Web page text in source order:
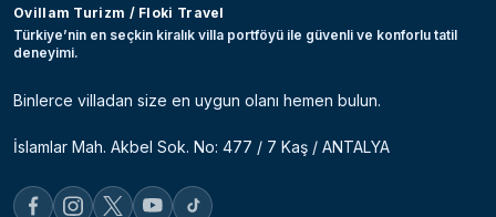
Ovillam Turizm / Floki Travel
Türkiye’nin en seçkin kiralık villa portföyü ile güvenli ve konforlu tatil
deneyimi.
Binlerce villadan size en uygun olanı hemen bulun.
İslamlar Mah. Akbel Sok. No: 477 / 7 Kaş / ANTALYA